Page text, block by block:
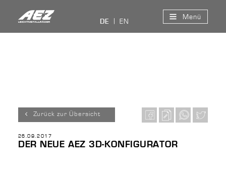
DE EN
Menü
Zurück zur Übersicht
26.09.2017
DER NEUE AEZ 3D-KONFIGURATOR